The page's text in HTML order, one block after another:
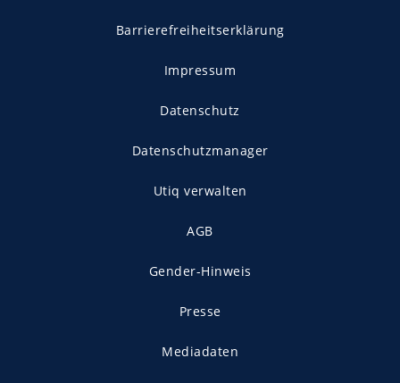
Barrierefreiheitserklärung
Impressum
Datenschutz
Datenschutzmanager
Utiq verwalten
AGB
Gender-Hinweis
Presse
Mediadaten